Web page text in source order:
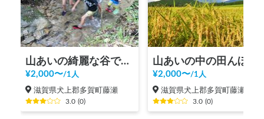
山あいの綺麗な谷でイワナをつかんで食べる
¥2,000〜/1人
滋賀県犬上郡多賀町藤瀬
3.0 (0)
¥2,000〜/1人
滋賀県犬上郡多賀町藤瀬
3.0 (0)